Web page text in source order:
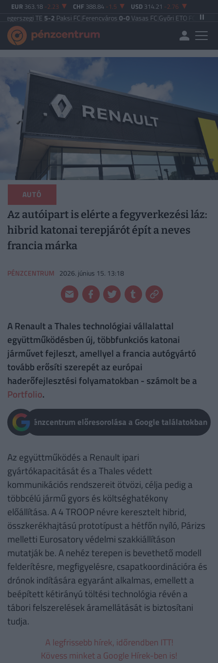
EUR 363.18 -2.23 CHF 388.84 -1.5 USD 314.21 -2.76
TE5-2Paksi FC|Ferencváros0-0Vasas FC|Győri ETO FC4-0Nyíregyháza
AUTÓ
Az autóipart is elérte a fegyverkezési láz:
hibrid katonai terepjárót épít a neves
francia márka
PÉNZCENTRUM 2026. június 15. 13:18
A Renault a Thales technológiai vállalattal
együttműködésben új, többfunkciós katonai
járművet fejleszt, amellyel a francia autógyártó
tovább erősíti szerepét az európai
haderőfejlesztési folyamatokban - számolt be a
Portfolio.
Pénzcentrum előresorolása a Google találatokban
Az együttműködés a Renault ipari
gyártókapacitását és a Thales védett
kommunikációs rendszereit ötvözi, célja pedig a
többcélú jármű gyors és költséghatékony
előállítása. A 4 TROOP névre keresztelt hibrid,
összkerékhajtású prototípust a hétfőn nyíló, Párizs
melletti Eurosatory védelmi szakkiállításon
mutatják be. A nehéz terepen is bevethető modell
felderítésre, megfigyelésre, csapatkoordinációra és
drónok indítására egyaránt alkalmas, emellett a
beépített kétirányú töltési technológia révén a
tábori felszerelések áramellátását is biztosítani
tudja.
A legfrissebb hírek, időrendben ITT!
Kövess minket a Google Hírek-ben is!